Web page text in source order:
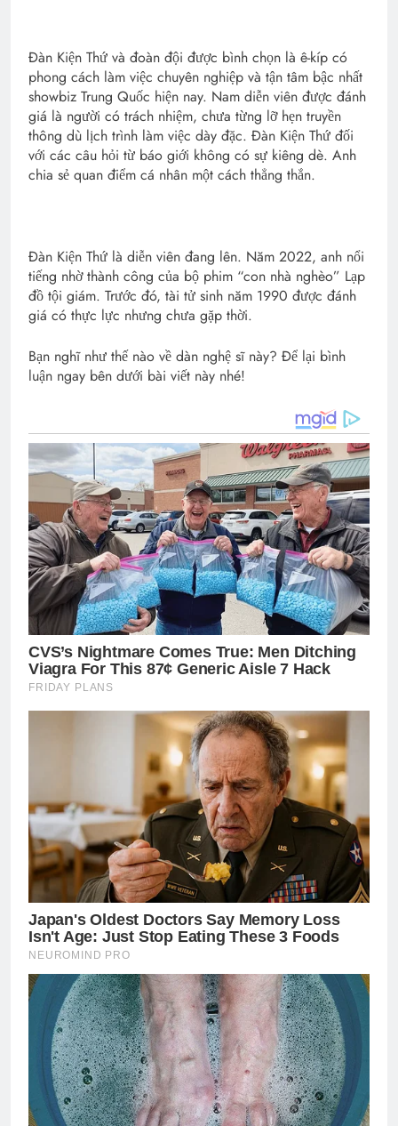
Đàn Kiện Thứ và đoàn đội được bình chọn là ê-kíp có
phong cách làm việc chuyên nghiệp và tận tâm bậc nhất
showbiz Trung Quốc hiện nay. Nam diễn viên được đánh
giá là người có trách nhiệm, chưa từng lỡ hẹn truyền
thông dù lịch trình làm việc dày đặc. Đàn Kiện Thứ đối
với các câu hỏi từ báo giới không có sự kiêng dè. Anh
chia sẻ quan điểm cá nhân một cách thẳng thắn.
Đàn Kiện Thứ là diễn viên đang lên. Năm 2022, anh nổi
tiếng nhờ thành công của bộ phim “con nhà nghèo” Lạp
đồ tội giám. Trước đó, tài tử sinh năm 1990 được đánh
giá có thực lực nhưng chưa gặp thời.
Bạn nghĩ như thế nào về dàn nghệ sĩ này? Để lại bình
luận ngay bên dưới bài viết này nhé!